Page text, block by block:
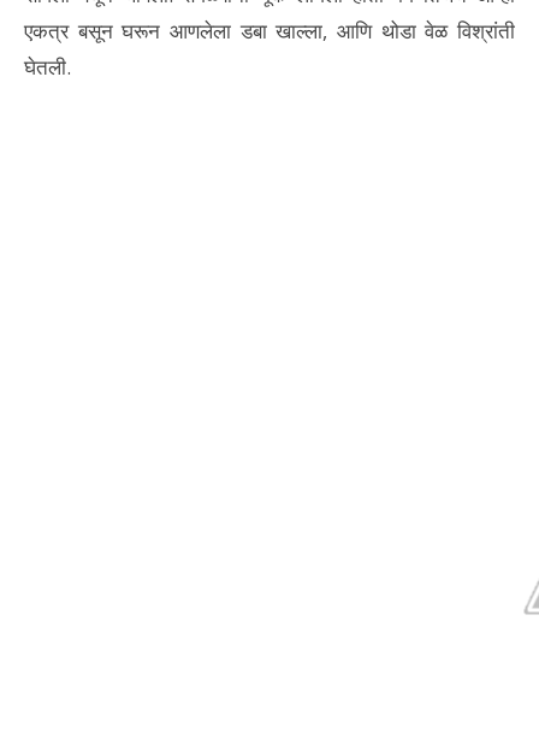
एकत्र बसून घरून आणलेला डबा खाल्ला, आणि थोडा वेळ विश्रांती
घेतली.